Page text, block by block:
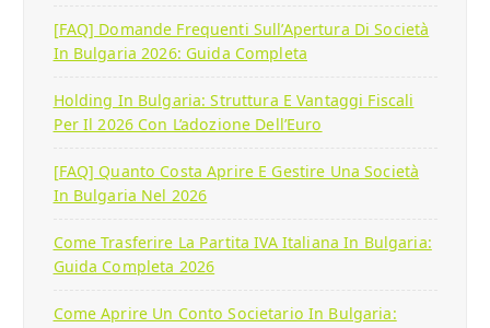
[FAQ] Domande Frequenti Sull’Apertura Di Società
In Bulgaria 2026: Guida Completa
Holding In Bulgaria: Struttura E Vantaggi Fiscali
Per Il 2026 Con L’adozione Dell’Euro
[FAQ] Quanto Costa Aprire E Gestire Una Società
In Bulgaria Nel 2026
Come Trasferire La Partita IVA Italiana In Bulgaria:
Guida Completa 2026
Come Aprire Un Conto Societario In Bulgaria: